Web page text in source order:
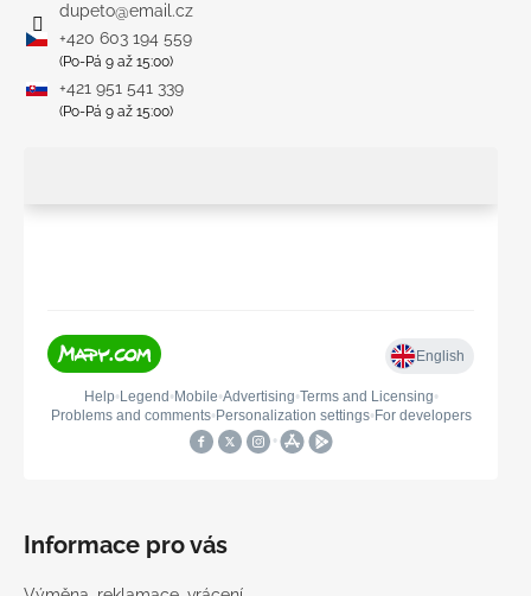
dupeto@email.cz
+420 603 194 559
(Po-Pá 9 až 15:00)
+421 951 541 339
(Po-Pá 9 až 15:00)
Informace pro vás